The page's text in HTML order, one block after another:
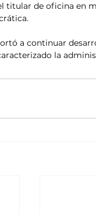
titular de oficina en
a continuar
la